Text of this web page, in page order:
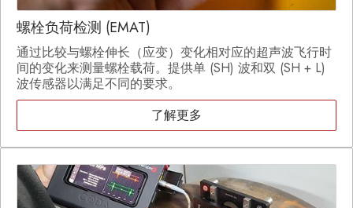
螺栓负荷检测 (EMAT)
通过比较与螺栓伸长（应变）变化相对应的超声波飞行时
间的变化来测量螺栓载荷。提供单 (SH) 波和双 (SH + L)
波传感器以满足不同的要求。
了解更多